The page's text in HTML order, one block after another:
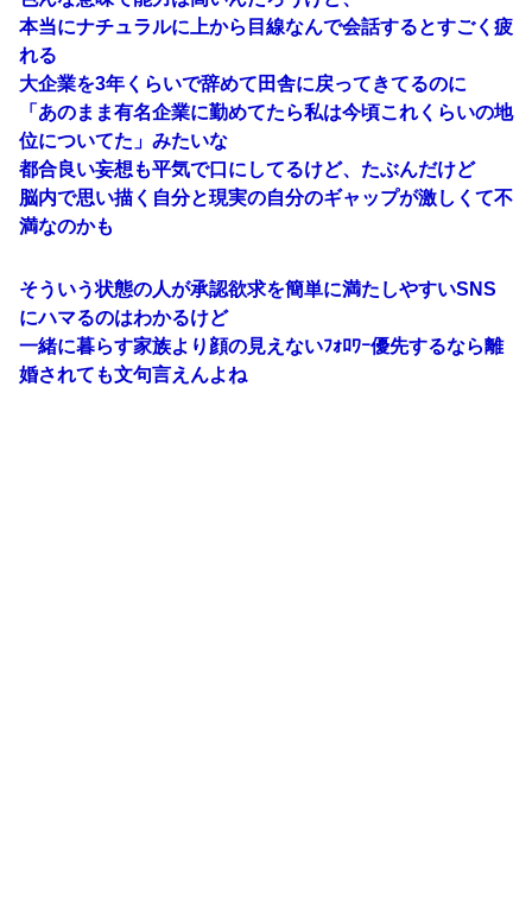
本当にナチュラルに上から目線なんで会話するとすごく疲
れる
大企業を3年くらいで辞めて田舎に戻ってきてるのに
「あのまま有名企業に勤めてたら私は今頃これくらいの地
位についてた」みたいな
都合良い妄想も平気で口にしてるけど、たぶんだけど
脳内で思い描く自分と現実の自分のギャップが激しくて不
満なのかも
そういう状態の人が承認欲求を簡単に満たしやすいSNS
にハマるのはわかるけど
一緒に暮らす家族より顔の見えないﾌｫﾛﾜｰ優先するなら離
婚されても文句言えんよね